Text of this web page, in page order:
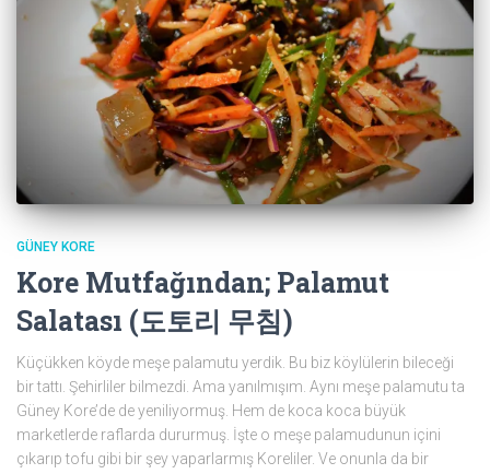
GÜNEY KORE
Kore Mutfağından; Palamut
Salatası (도토리 무침)
Küçükken köyde meşe palamutu yerdik. Bu biz köylülerin bileceği
bir tattı. Şehirliler bilmezdi. Ama yanılmışım. Aynı meşe palamutu ta
Güney Kore’de de yeniliyormuş. Hem de koca koca büyük
marketlerde raflarda dururmuş. İşte o meşe palamudunun içini
çıkarıp tofu gibi bir şey yaparlarmış Koreliler. Ve onunla da bir